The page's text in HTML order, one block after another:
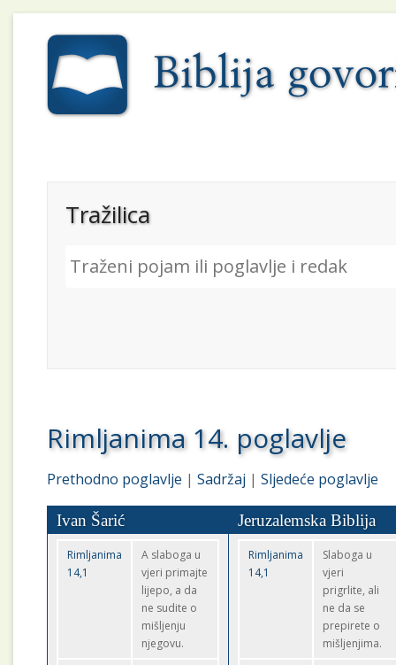
Tražilica
Rimljanima 14. poglavlje
Prethodno poglavlje |Sadržaj |Sljedeće poglavlje
Ivan Šarić Jeruzalemska Biblija
Rimljanima
14,1
A slaboga u
vjeri primajte
lijepo, a da
ne sudite o
mišljenju
njegovu.
Rimljanima
14,1
Slaboga u
vjeri
prigrlite, ali
ne da se
prepirete o
mišljenjima.